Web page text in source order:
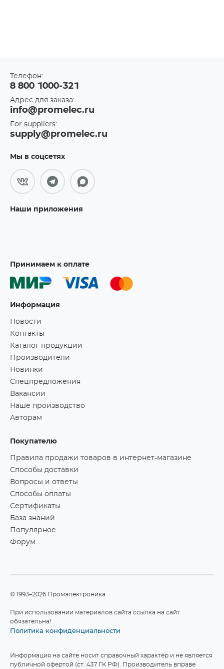
Телефон:
8 800 1000-321
Адрес для заказа:
info@promelec.ru
For suppliers:
supply@promelec.ru
Мы в соцсетях
Наши приложения
Принимаем к оплате
Информация
Новости
Контакты
Каталог продукции
Производители
Новинки
Спецпредложения
Вакансии
Наше производство
Авторам
Покупателю
Правила продажи товаров в интернет-магазине
Способы доставки
Вопросы и ответы
Способы оплаты
Сертификаты
База знаний
Популярное
Форум
©1993–2026 Промэлектроника
При использовании материалов сайта ссылка на сайт
обязательна!
Политика конфиденциальности
Информация на сайте носит справочный характер и не является
публичной офертой (ст. 437 ГК РФ). Производитель вправе